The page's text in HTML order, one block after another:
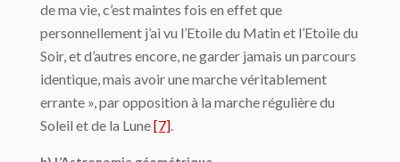
de ma vie, c’est maintes fois en effet que
personnellement j’ai vu l’Etoile du Matin et l’Etoile du
Soir, et d’autres encore, ne garder jamais un parcours
identique, mais avoir une marche vérita­blement
errante », par opposition à la marche régulière du
Soleil et de la Lune[7].